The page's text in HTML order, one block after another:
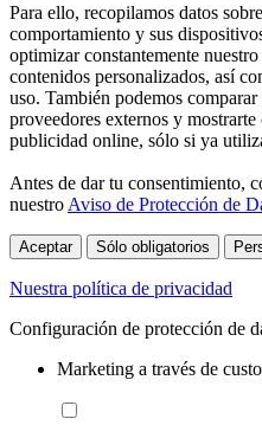
Para ello, recopilamos datos
comportamiento y sus
optimizar constantemente
contenidos personalizados, así
uso. También podemos
proveedores externos y mostrarte
publicidad online, sólo si ya
Antes de dar tu consentimiento,
nuestro Aviso de Protección de
Aceptar Sólo obligatorios
Nuestra política de privacidad
Configuración de protección de
Marketing a través de